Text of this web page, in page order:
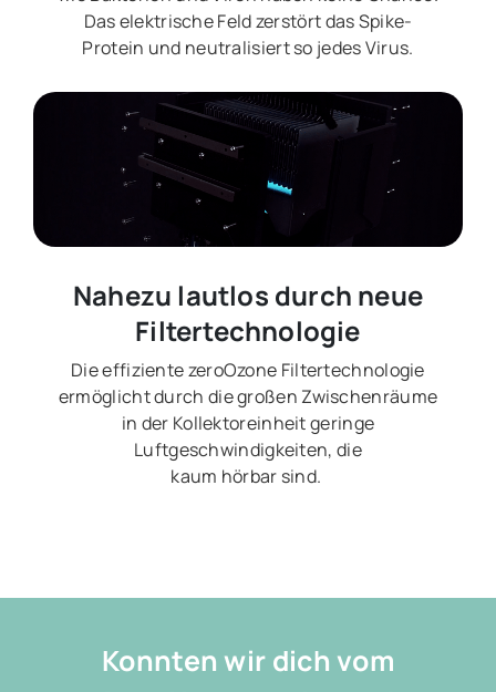
Das elektrische Feld zerstört das Spike-
Protein und neutralisiert so jedes Virus.
Nahezu lautlos durch neue
Filtertechnologie
Die effiziente zeroOzone Filtertechnologie
ermöglicht durch die großen Zwischenräume
in der Kollektoreinheit geringe
Luftgeschwindigkeiten, die
kaum hörbar sind.
Konnten wir dich vom